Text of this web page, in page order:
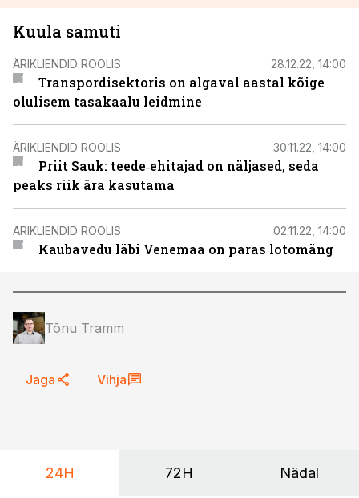
Kuula samuti
ÄRIKLIENDID ROOLIS 28.12.22, 14:00
Transpordisektoris on algaval aastal kõige
olulisem tasakaalu leidmine
ÄRIKLIENDID ROOLIS 30.11.22, 14:00
Priit Sauk: teede‑ehitajad on näljased, seda
peaks riik ära kasutama
ÄRIKLIENDID ROOLIS 02.11.22, 14:00
Kaubavedu läbi Venemaa on paras lotomäng
Tõnu Tramm
Jaga Vihja
24H 72H Nädal